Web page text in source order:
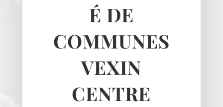
É DE
COMMUNES
VEXIN
CENTRE